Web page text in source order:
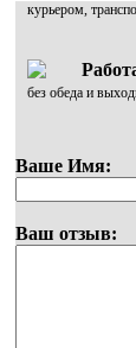
курьером,
без обеда и
Ваше Имя:
Ваш отзыв: